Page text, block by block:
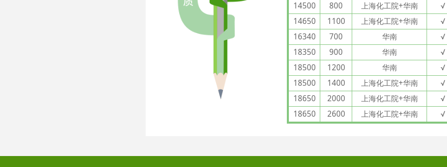
14500
800 上海化工院+华南
√
14650
1100 上海化工院+华南
√
16340
700 华南
√
18350
900 华南
√
18500
1200 华南
√
18500
1400 上海化工院+华南
√
18650
2000 上海化工院+华南
√
18650
2600 上海化工院+华南 √